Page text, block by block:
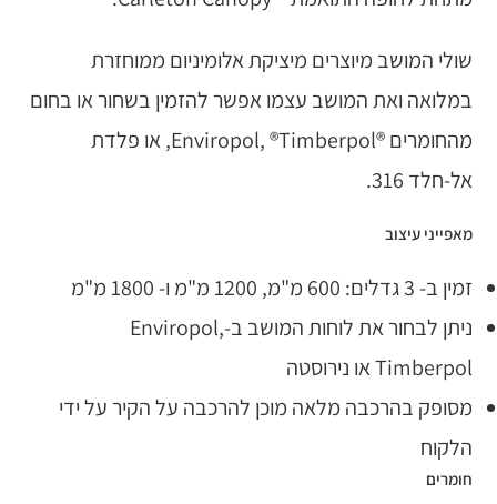
שולי המושב מיוצרים מיציקת אלומיניום ממוחזרת
במלואה ואת המושב עצמו אפשר להזמין בשחור או בחום
מהחומרים ®Enviropol, ®Timberpol, או פלדת
אל-חלד 316.
מאפייני עיצוב
זמין ב- 3 גדלים: 600 מ"מ, 1200 מ"מ ו- 1800 מ"מ
ניתן לבחור את לוחות המושב ב-Enviropol,
Timberpol או נירוסטה
מסופק בהרכבה מלאה מוכן להרכבה על הקיר על ידי
הלקוח
חומרים